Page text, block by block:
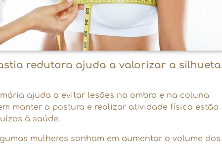
redutora ajuda a valorizar a
ajuda a evitar lesões no ombro e na coluna
manter a postura e realizar atividade física estão
à saúde.
mulheres sonham em aumentar o volume dos